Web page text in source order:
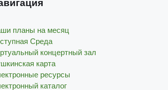
планы на месяц
Среда
концертный зал
карта
ресурсы
каталог